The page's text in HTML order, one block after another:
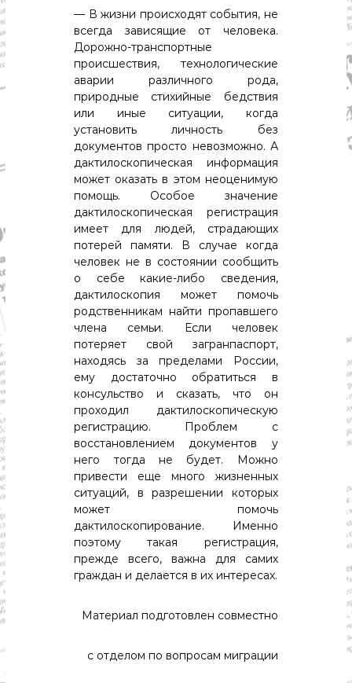
— В жизни происходят события, не
всегда зависящие от человека.
Дорожно-транспортные
происшествия, технологические
аварии различного рода,
природные стихийные бедствия
или иные ситуации, когда
установить личность без
документов просто невозможно. А
дактилоскопическая информация
может оказать в этом неоценимую
помощь. Особое значение
дактилоскопическая регистрация
имеет для людей, страдающих
потерей памяти. В случае когда
человек не в состоянии сообщить
о себе какие-либо сведения,
дактилоскопия может помочь
родственникам найти пропавшего
члена семьи. Если человек
потеряет свой загранпаспорт,
находясь за пределами России,
ему достаточно обратиться в
консульство и сказать, что он
проходил дактилоскопическую
регистрацию. Проблем с
восстановлением документов у
него тогда не будет. Можно
привести еще много жизненных
ситуаций, в разрешении которых
может помочь
дактилоскопирование. Именно
поэтому такая регистрация,
прежде всего, важна для самих
граждан и делается в их интересах.
Материал подготовлен совместно
с отделом по вопросам миграции